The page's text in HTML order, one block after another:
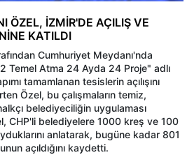
ÖZEL, İZMİR'DE AÇILIŞ VE
KATILDI
Cumhuriyet Meydanı'nda
Temel Atma 24 Ayda 24 Proje" adlı
tamamlanan tesislerin açılışını
Özel, bu çalışmaların temiz,
belediyeciliğin uygulaması
CHP'li belediyelere 1000 kreş ve 100
anlatarak, bugüne kadar 801
açıldığını kaydetti.